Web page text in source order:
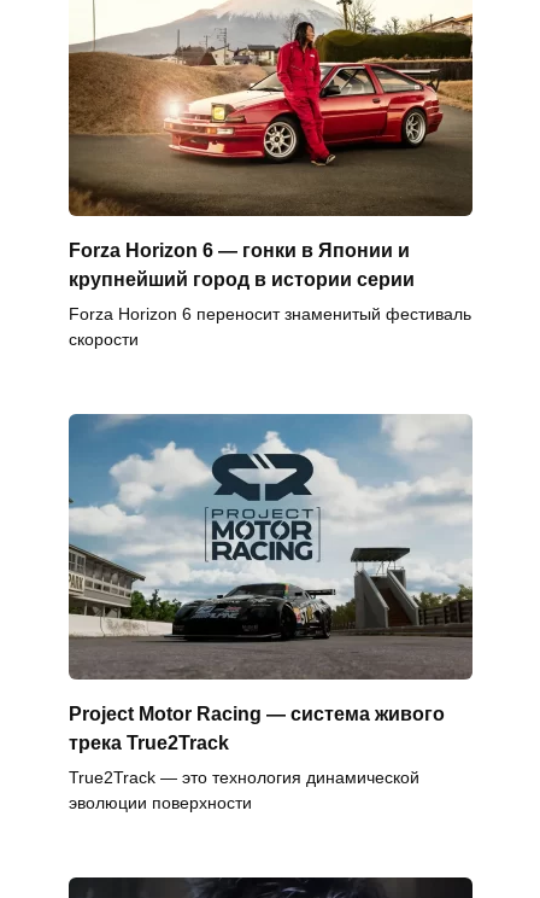
Forza Horizon 6 — гонки в Японии и
крупнейший город в истории серии
Forza Horizon 6 переносит знаменитый фестиваль
скорости
Project Motor Racing — система живого
трека True2Track
True2Track — это технология динамической
эволюции поверхности